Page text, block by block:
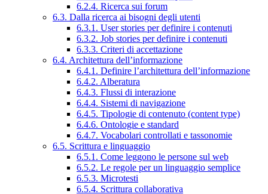
6.2.4. Ricerca sui forum
6.3. Dalla ricerca ai bisogni degli utenti
6.3.1. User stories per definire i contenuti
6.3.2. Job stories per definire i contenuti
6.3.3. Criteri di accettazione
6.4. Architettura dell’informazione
6.4.1. Definire l’architettura dell’informazione
6.4.2. Alberatura
6.4.3. Flussi di interazione
6.4.4. Sistemi di navigazione
6.4.5. Tipologie di contenuto (content type)
6.4.6. Ontologie e standard
6.4.7. Vocabolari controllati e tassonomie
6.5. Scrittura e linguaggio
6.5.1. Come leggono le persone sul web
6.5.2. Le regole per un linguaggio semplice
6.5.3. Microtesti
6.5.4. Scrittura collaborativa